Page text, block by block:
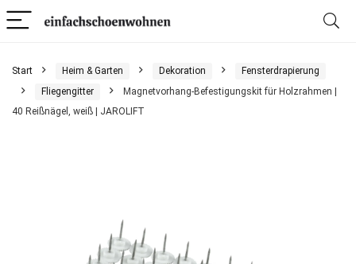
Start Heim & Garten Dekoration
Fensterdrapierung
Fliegengitter
Magnetvorhang-Befestigungskit für Holzrahmen |
40 Reißnägel, weiß | JAROLIFT